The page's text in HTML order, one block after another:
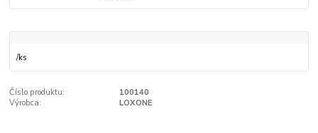
/ks
Číslo produktu:
100140
Výrobca:
LOXONE